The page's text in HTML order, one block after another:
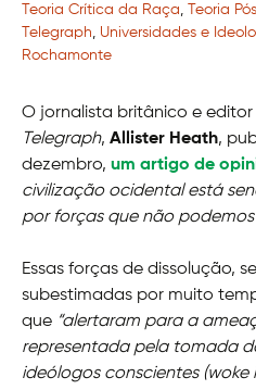
Teoria Crítica da Raça, Teoria
Telegraph, Universidades e
Rochamonte
O jornalista britânico e editor
Telegraph, Allister Heath,
dezembro, um artigo de
civilização ocidental está
por forças que não
Essas forças de dissolução,
subestimadas por muito
que “alertaram para a
representada pela tomada
ideólogos conscientes (woke